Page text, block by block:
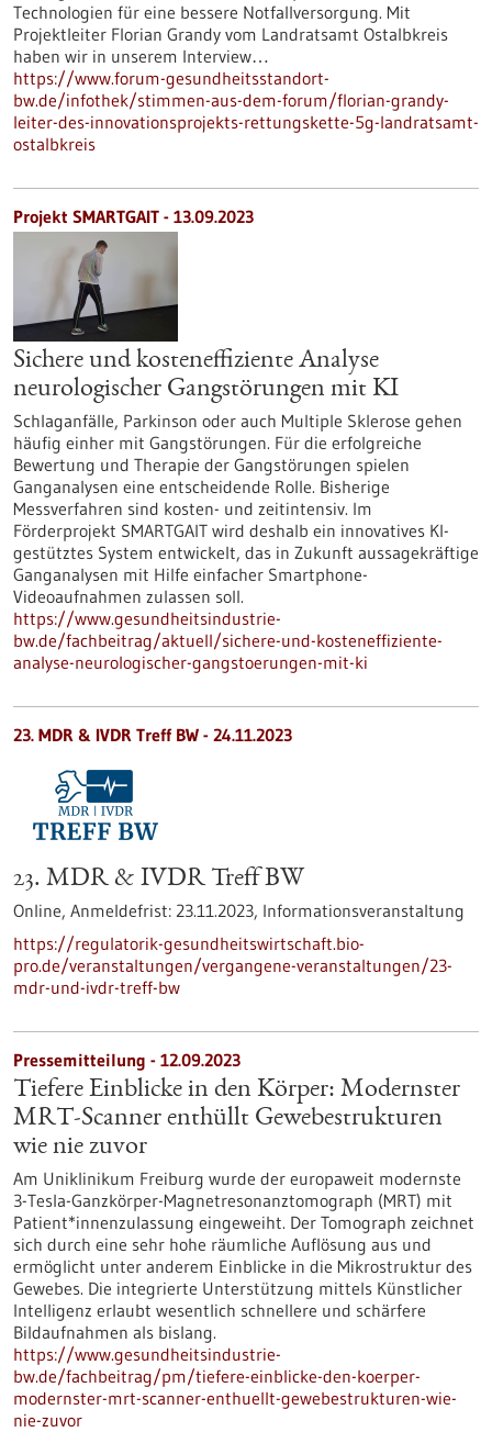
Technologien für eine bessere Notfallversorgung. Mit
Projektleiter Florian Grandy vom Landratsamt Ostalbkreis
haben wir in unserem Interview…
https://www.forum-gesundheitsstandort-
bw.de/infothek/stimmen-aus-dem-forum/florian-grandy-
leiter-des-innovationsprojekts-rettungskette-5g-landratsamt-
ostalbkreis
Projekt SMARTGAIT - 13.09.2023
Sichere und kosteneffiziente Analyse
neurologischer Gangstörungen mit KI
Schlaganfälle, Parkinson oder auch Multiple Sklerose gehen
häufig einher mit Gangstörungen. Für die erfolgreiche
Bewertung und Therapie der Gangstörungen spielen
Ganganalysen eine entscheidende Rolle. Bisherige
Messverfahren sind kosten- und zeitintensiv. Im
Förderprojekt SMARTGAIT wird deshalb ein innovatives KI-
gestütztes System entwickelt, das in Zukunft aussagekräftige
Ganganalysen mit Hilfe einfacher Smartphone-
Videoaufnahmen zulassen soll.
https://www.gesundheitsindustrie-
bw.de/fachbeitrag/aktuell/sichere-und-kosteneffiziente-
analyse-neurologischer-gangstoerungen-mit-ki
23. MDR & IVDR Treff BW - 24.11.2023
23. MDR & IVDR Treff BW
Online, Anmeldefrist: 23.11.2023, Informationsveranstaltung
https://regulatorik-gesundheitswirtschaft.bio-
pro.de/veranstaltungen/vergangene-veranstaltungen/23-
mdr-und-ivdr-treff-bw
Pressemitteilung - 12.09.2023
Tiefere Einblicke in den Körper: Modernster
MRT-Scanner enthüllt Gewebestrukturen
wie nie zuvor
Am Uniklinikum Freiburg wurde der europaweit modernste
3-Tesla-Ganzkörper-Magnetresonanztomograph (MRT) mit
Patient*innenzulassung eingeweiht. Der Tomograph zeichnet
sich durch eine sehr hohe räumliche Auflösung aus und
ermöglicht unter anderem Einblicke in die Mikrostruktur des
Gewebes. Die integrierte Unterstützung mittels Künstlicher
Intelligenz erlaubt wesentlich schnellere und schärfere
Bildaufnahmen als bislang.
https://www.gesundheitsindustrie-
bw.de/fachbeitrag/pm/tiefere-einblicke-den-koerper-
modernster-mrt-scanner-enthuellt-gewebestrukturen-wie-
nie-zuvor